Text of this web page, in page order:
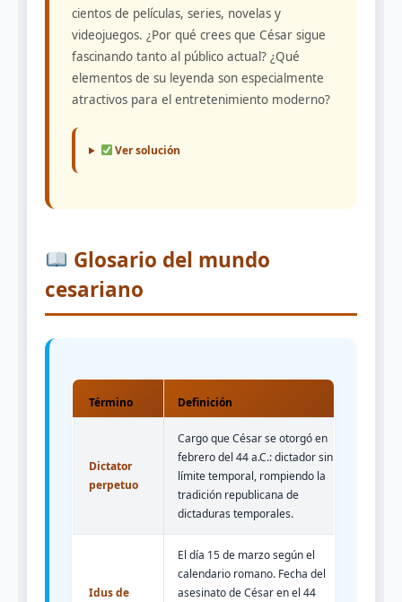
cientos de películas, series, novelas y
videojuegos. ¿Por qué crees que César sigue
fascinando tanto al público actual? ¿Qué
elementos de su leyenda son especialmente
atractivos para el entretenimiento moderno?
Ver solución
Glosario del mundo
cesariano
Término Definición
Dictator
perpetuo
Cargo que César se otorgó en
febrero del 44 a.C.: dictador sin
límite temporal, rompiendo la
tradición republicana de
dictaduras temporales.
Idus de
El día 15 de marzo según el
calendario romano. Fecha del
asesinato de César en el 44